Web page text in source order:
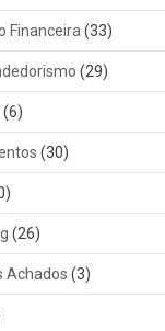
Financeira (33)
(29)
(6)
(30)
(26)
Achados (3)